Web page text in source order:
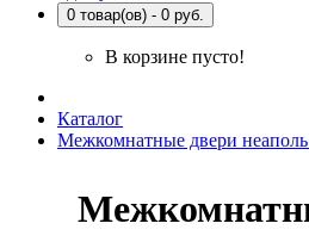
0 товар(ов) - 0 руб.
В корзине пусто!
Каталог
Межкомнатные двери